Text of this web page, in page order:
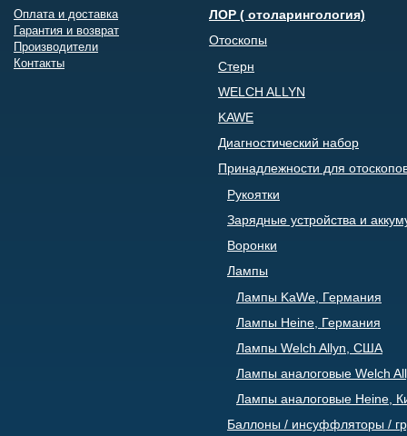
Оплата и доставка
Гарантия и возврат
Производители
Контакты
ЛОР ( отоларингология)
Отоскопы
Стерн
WELCH ALLYN
KAWE
Диагностический набор
Принадлежности для
Рукоятки
Зарядные устройства и
Воронки
Лампы
Лампы KaWe, Германия
Лампы Heine, Германия
Лампы Welch Allyn, США
Лампы аналоговые Welch
Лампы аналоговые Heine,
Баллоны / инсуффляторы /